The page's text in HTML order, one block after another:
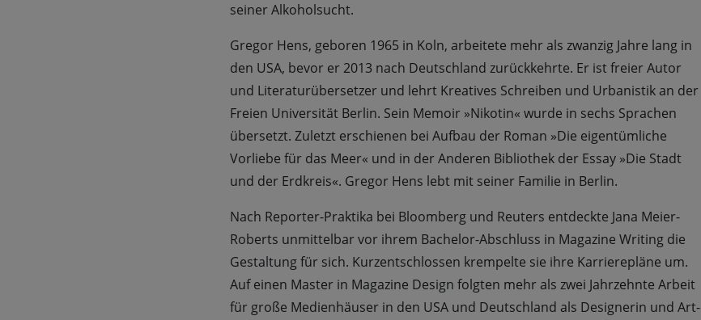
seiner Alkoholsucht.
Gregor Hens, geboren 1965 in Koln, arbeitete mehr als zwanzig Jahre lang in
den USA, bevor er 2013 nach Deutschland zurückkehrte. Er ist freier Autor
und Literaturübersetzer und lehrt Kreatives Schreiben und Urbanistik an der
Freien Universität Berlin. Sein Memoir »Nikotin« wurde in sechs Sprachen
übersetzt. Zuletzt erschienen bei Aufbau der Roman »Die eigentümliche
Vorliebe für das Meer« und in der Anderen Bibliothek der Essay »Die Stadt
und der Erdkreis«. Gregor Hens lebt mit seiner Familie in Berlin.
Nach Reporter-Praktika bei Bloomberg und Reuters entdeckte Jana Meier-
Roberts unmittelbar vor ihrem Bachelor-Abschluss in Magazine Writing die
Gestaltung für sich. Kurzentschlossen krempelte sie ihre Karrierepläne um.
Auf einen Master in Magazine Design folgten mehr als zwei Jahrzehnte Arbeit
für große Medienhäuser in den USA und Deutschland als Designerin und Art-